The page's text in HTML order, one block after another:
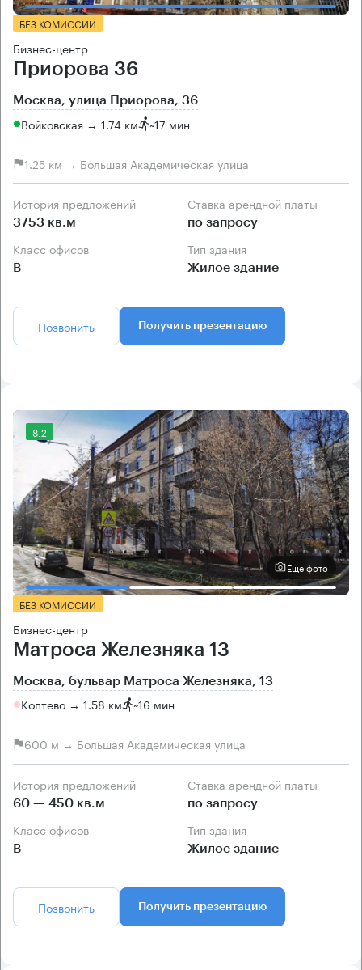
БЕЗ КОМИССИИ
Бизнес-центр
Приорова 36
Москва, улица Приорова, 36
Войковская → 1.74 км ~17 мин
1.25 км → Большая Академическая улица
История предложений
3753 кв.м
Ставка арендной платы
по запросу
Класс офисов
B
Тип здания
Жилое здание
Позвонить Получить презентацию
8.2
Еще фото
БЕЗ КОМИССИИ
Бизнес-центр
Матроса Железняка 13
Москва, бульвар Матроса Железняка, 13
Коптево → 1.58 км ~16 мин
600 м → Большая Академическая улица
История предложений
60 — 450 кв.м
Ставка арендной платы
по запросу
Класс офисов
B
Тип здания
Жилое здание
Позвонить Получить презентацию